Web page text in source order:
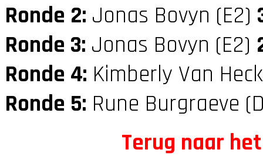
Ronde 2: Jonas Bovyn (E2)
Ronde 3: Jonas Bovyn (E2)
Ronde 4: Kimberly Van
Ronde 5: Rune Burgraeve
Terug naar